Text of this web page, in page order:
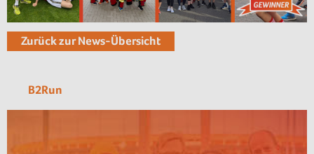
Zurück zur News-Übersicht
B2Run